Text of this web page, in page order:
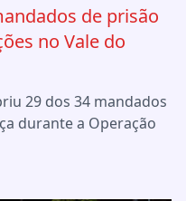
de prisão
no Vale do
29 dos 34 mandados
durante a Operação